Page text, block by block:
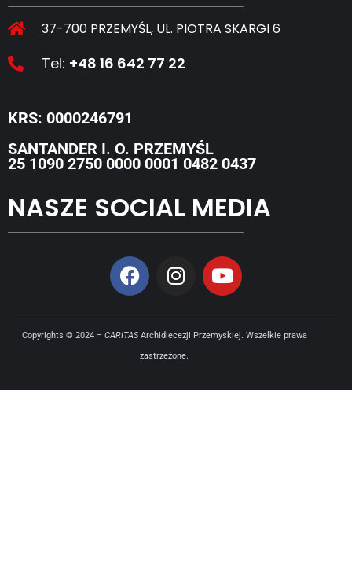
37-700 PRZEMYŚL, UL. PIOTRA SKARGI 6
Tel: +48 16 642 77 22
KRS: 0000246791
SANTANDER I. O. PRZEMYŚL
25 1090 2750 0000 0001 0482 0437
NASZE SOCIAL MEDIA
Copyrights © 2024 – CARITASArchidiecezji Przemyskiej. Wszelkie prawa
zastrzeżone.